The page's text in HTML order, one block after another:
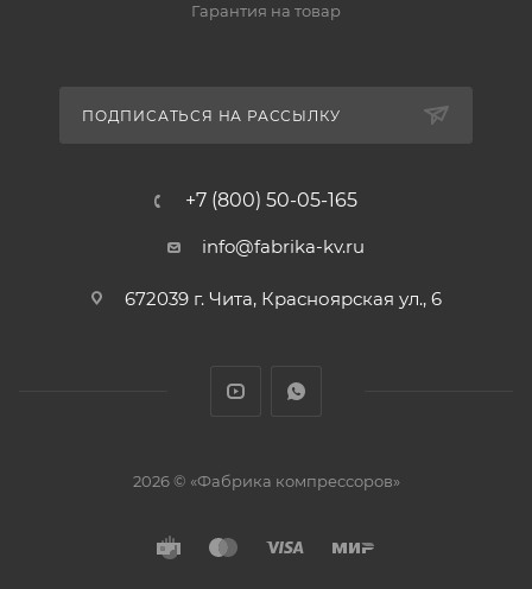
Гарантия на товар
ПОДПИСАТЬСЯ НА РАССЫЛКУ
+7 (800) 50-05-165
info@fabrika-kv.ru
672039 г. Чита, Красноярская ул., 6
2026 © «Фабрика компрессоров»